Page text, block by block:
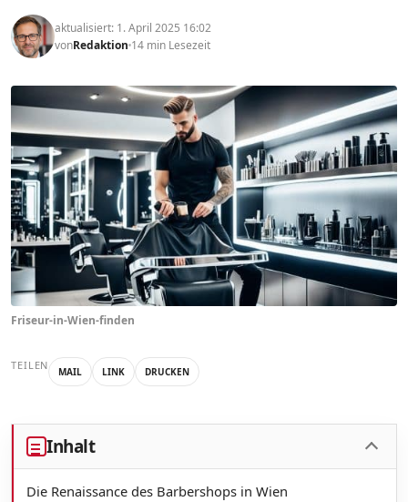
aktualisiert: 1. April 2025 16:02
vonRedaktion 14 min Lesezeit
Friseur-in-Wien-finden
TEILEN MAIL LINK DRUCKEN
Inhalt
Die Renaissance des Barbershops in Wien